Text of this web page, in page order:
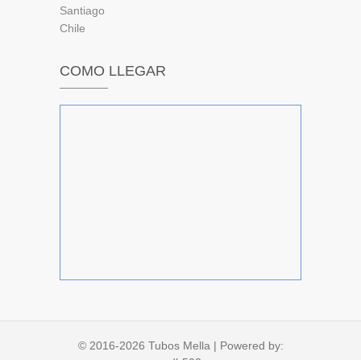
Santiago
Chile
COMO LLEGAR
© 2016-2026 Tubos Mella | Powered by: